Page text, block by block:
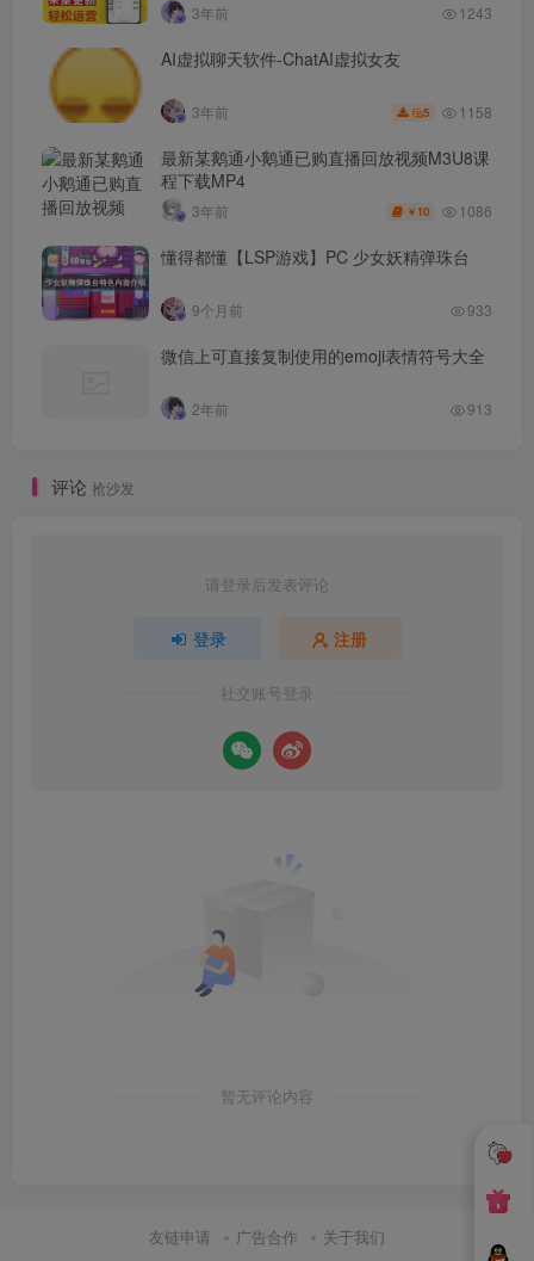
3年前 1243
AI虚拟聊天软件-ChatAI虚拟女友
3年前 5 1158
最新某鹅通小鹅通已购直播回放视频M3U8课
程下载MP4
3年前 ￥ 10 1086
懂得都懂【LSP游戏】PC 少女妖精弹珠台
9个月前 933
微信上可直接复制使用的emoji表情符号大全
2年前 913
评论 抢沙发
请登录后发表评论
登录 注册
社交账号登录
暂无评论内容
友链申请 广告合作 关于我们